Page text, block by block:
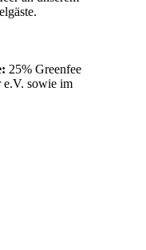
25% Greenfee
sowie im